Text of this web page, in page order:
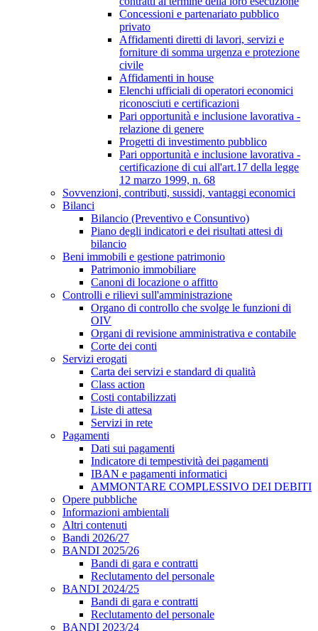
Concessioni e partenariato pubblico
privato
Affidamenti diretti di lavori, servizi e
forniture di somma urgenza e protezione
civile
Affidamenti in house
Elenchi ufficiali di operatori economici
riconosciuti e certificazioni
Pari opportunità e inclusione lavorativa -
relazione di genere
Progetti di investimento pubblico
Pari opportunità e inclusione lavorativa -
certificazione di cui all'art.17 della legge
12 marzo 1999, n. 68
Sovvenzioni, contributi, sussidi, vantaggi economici
Bilanci
Bilancio (Preventivo e Consuntivo)
Piano degli indicatori e dei risultati attesi di
bilancio
Beni immobili e gestione patrimonio
Patrimonio immobiliare
Canoni di locazione o affitto
Controlli e rilievi sull'amministrazione
Organo di controllo che svolge le funzioni di
OIV
Organi di revisione amministrativa e contabile
Corte dei conti
Servizi erogati
Carta dei servizi e standard di qualità
Class action
Costi contabilizzati
Liste di attesa
Servizi in rete
Pagamenti
Dati sui pagamenti
Indicatore di tempestività dei pagamenti
IBAN e pagamenti informatici
AMMONTARE COMPLESSIVO DEI DEBITI
Opere pubbliche
Informazioni ambientali
Altri contenuti
Bandi 2026/27
BANDI 2025/26
Bandi di gara e contratti
Reclutamento del personale
BANDI 2024/25
Bandi di gara e contratti
Reclutamento del personale
BANDI 2023/24